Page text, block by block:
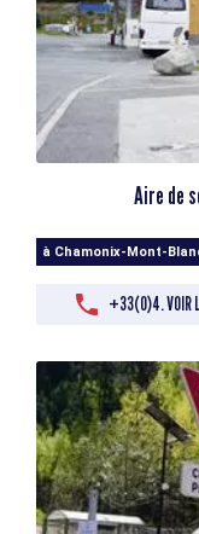
Aire de
à Chamonix-Mont-
+33(0)4. VOIR